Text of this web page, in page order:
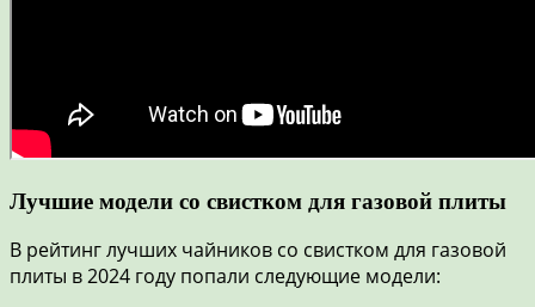
Лучшие модели со свистком для газовой плиты
В рейтинг лучших чайников со свистком для газовой
плиты в 2024 году попали следующие модели: